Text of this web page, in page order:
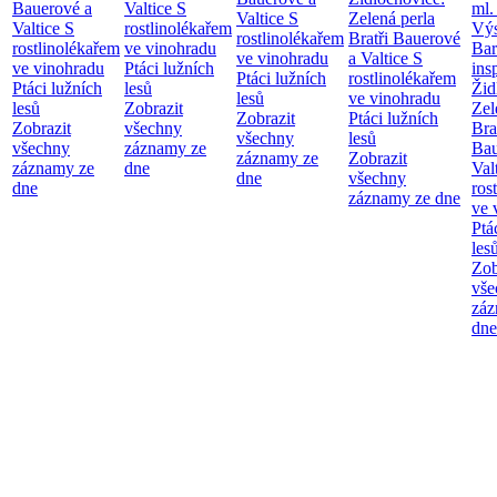
Bauerové a
Valtice S
rostlinolékařem
ve vinohradu
Ptáci lužních
lesů
Zobrazit
všechny
záznamy ze
dne
Valtice S
rostlinolékařem
ve vinohradu
Ptáci lužních
lesů
Zobrazit
všechny
záznamy ze
dne
Valtice S
rostlinolékařem
ve vinohradu
Ptáci lužních
lesů
Zobrazit
všechny
záznamy ze
dne
Zelená perla
Bratři Bauerové
a Valtice S
rostlinolékařem
ve vinohradu
Ptáci lužních
lesů
Zobrazit
všechny
záznamy ze dne
ml.
ve
dne